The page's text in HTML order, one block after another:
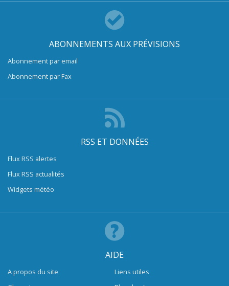
ABONNEMENTS AUX PRÉVISIONS
Abonnement par email
Abonnement par Fax
RSS ET DONNÉES
Flux RSS alertes
Flux RSS actualités
Widgets météo
AIDE
A propos du site
Liens utiles